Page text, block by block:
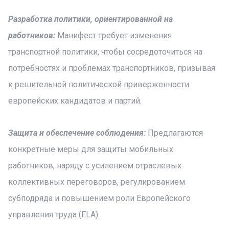
Разработка политики, ориентированной на
работников: Манифест требует изменения
транспортной политики, чтобы сосредоточиться на
потребностях и проблемах транспортников, призывая
к решительной политической приверженности
европейских кандидатов и партий.
Защита и обеспечение соблюдения: Предлагаются
конкретные меры для защиты мобильных
работников, наряду с усилением отраслевых
коллективных переговоров, регулированием
субподряда и повышением роли Европейского
управления труда (ELA).